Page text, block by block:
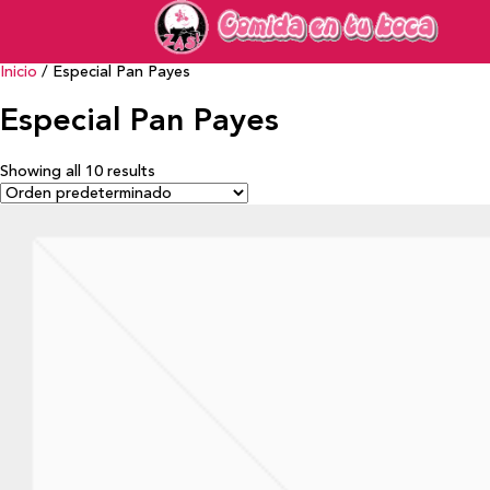
Inicio / Especial Pan Payes
Especial Pan Payes
Showing all 10 results